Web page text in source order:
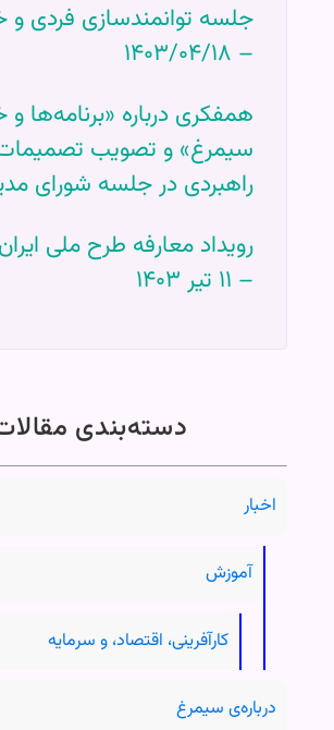
جلسه توانمندسازی فردی و
– ۱۴۰۳/۰۴/۱۸
همفکری درباره «برنامه‌ها
سیمرغ» و تصویب
راهبردی در جلسه شورای
رویداد معارفه طرح ملی
– ۱۱ تیر ۱۴۰۳
دسته‌بندی
اخبار
آموزش
کارآفرینی، اقتصاد، و سرمایه
درباره‌ی سیمرغ